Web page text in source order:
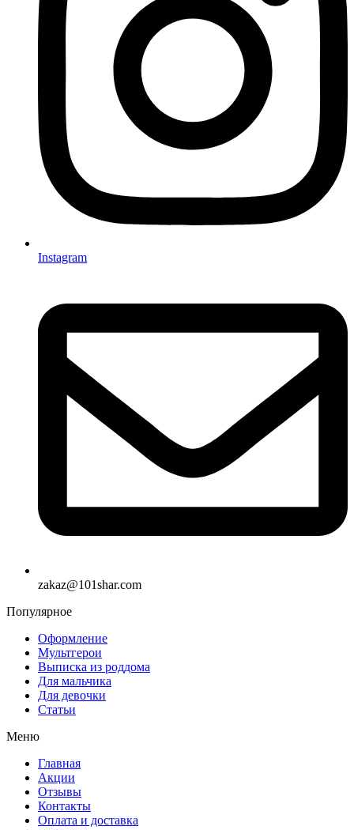
Instagram
zakaz@101shar.com
Популярное
Оформление
Мультгерои
Выписка из роддома
Для мальчика
Для девочки
Статьи
Меню
Главная
Акции
Отзывы
Контакты
Оплата и доставка